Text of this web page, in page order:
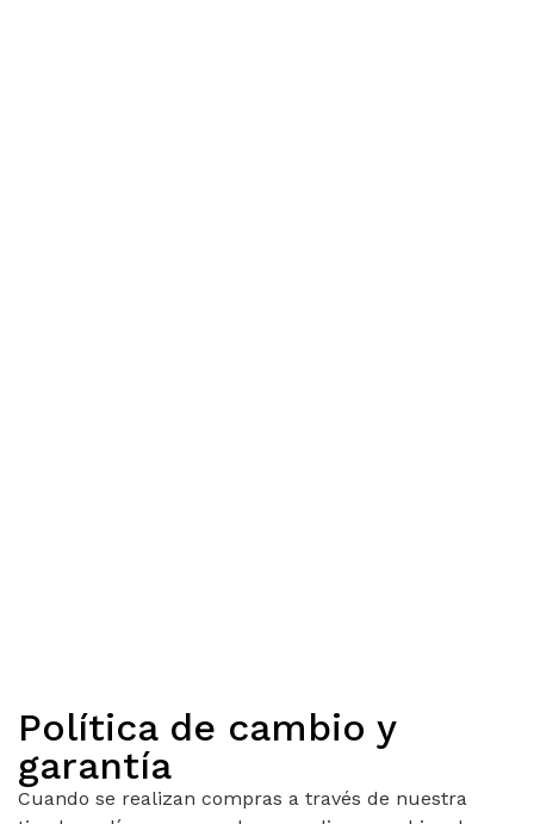
Política de cambio y
garantía
Cuando se realizan compras a través de nuestra